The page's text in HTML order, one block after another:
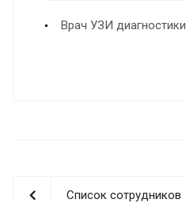
Врач УЗИ диагностики
Список сотрудников